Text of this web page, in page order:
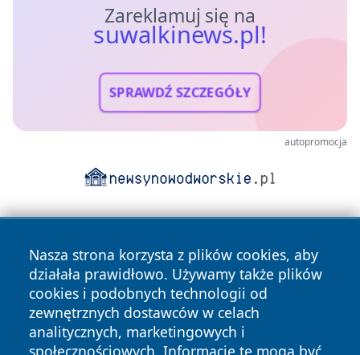
Zareklamuj się na
suwalkinews.pl!
SPRAWDŹ SZCZEGÓŁY
autopromocja
Nasza strona korzysta z plików cookies, aby
działała prawidłowo. Używamy także plików
cookies i podobnych technologii od
zewnętrznych dostawców w celach
analitycznych, marketingowych i
społecznościowych. Informacje te mogą być
Copyright © 2026 suwalkinews.pl Wszystkie prawa
zastrzeżone.